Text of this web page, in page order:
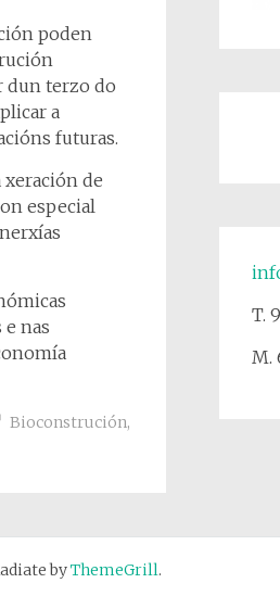
poden
dun terzo do
a
futuras.
de
especial
nas
Bioconstrución,
T.
M.
byThemeGrill.